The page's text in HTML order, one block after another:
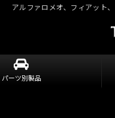
アルファロメオ、フィアット
パーツ別製品